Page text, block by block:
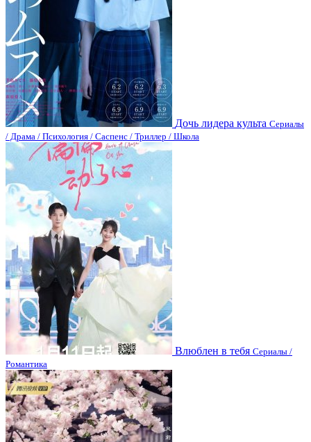
Дочь лидера культа Сериалы
/ Драма / Психология / Саспенс / Триллер / Школа
Влюблен в тебя Сериалы /
Романтика